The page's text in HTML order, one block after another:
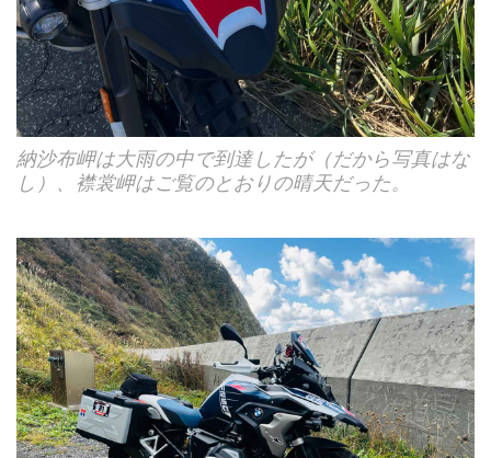
納沙布岬は大雨の中で到達したが（だから写真はな
し）、襟裳岬はご覧のとおりの晴天だった。